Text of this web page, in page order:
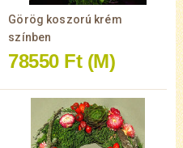
Görög koszorú krém
színben
78550 Ft (M)